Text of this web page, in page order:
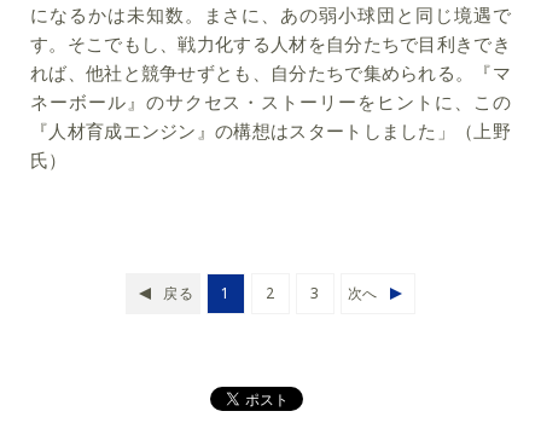
になるかは未知数。まさに、あの弱小球団と同じ境遇で
す。そこでもし、戦力化する人材を自分たちで目利きでき
れば、他社と競争せずとも、自分たちで集められる。『マ
ネーボール』のサクセス・ストーリーをヒントに、この
『人材育成エンジン』の構想はスタートしました」（上野
氏）
戻る 1 2 3 次へ